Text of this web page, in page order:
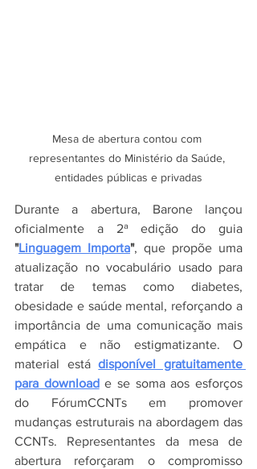
Mesa de abertura contou com
representantes do Ministério da Saúde,
entidades públicas e privadas
Durante a abertura, Barone lançou
"Linguagem Importa", que propõe uma
atualização no vocabulário usado para
tratar de temas como diabetes,
obesidade e saúde mental, reforçando a
importância de uma comunicação mais
empática e não estigmatizante. O
material está disponível gratuitamente
para download e se soma aos esforços
do FórumCCNTs em promover
mudanças estruturais na abordagem das
CCNTs. Representantes da mesa de
abertura reforçaram o compromisso